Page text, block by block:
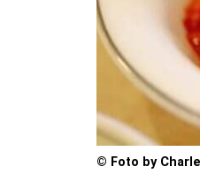
© Foto by